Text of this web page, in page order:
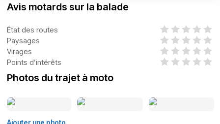
Avis motards sur la balade
État des routes
Paysages
Virages
Points d’intérêts
Photos du trajet à moto
Ajouter une photo